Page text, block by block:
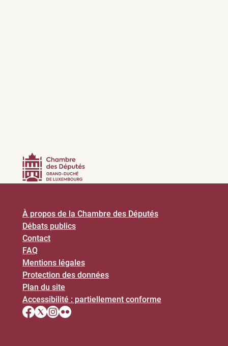
À propos de la Chambre des Députés
Débats publics
Contact
FAQ
Mentions légales
Protection des données
Plan du site
Accessibilité : partiellement conforme